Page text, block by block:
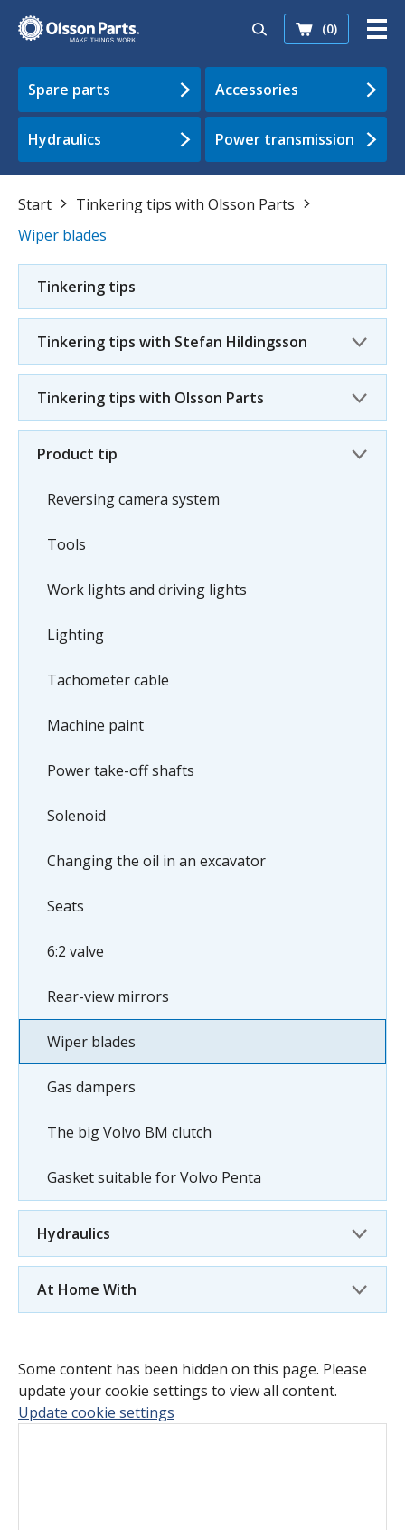
(0)
Spare parts Accessories
Hydraulics Power transmission
Start
Tinkering tips with Olsson Parts
Wiper blades
Tinkering tips
Tinkering tips with Stefan Hildingsson
Tinkering tips with Olsson Parts
Product tip
Reversing camera system
Tools
Work lights and driving lights
Lighting
Tachometer cable
Machine paint
Power take-off shafts
Solenoid
Changing the oil in an excavator
Seats
6:2 valve
Rear-view mirrors
Wiper blades
Gas dampers
The big Volvo BM clutch
Gasket suitable for Volvo Penta
Hydraulics
At Home With
Some content has been hidden on this page. Please
update your cookie settings to view all content.
Update cookie settings